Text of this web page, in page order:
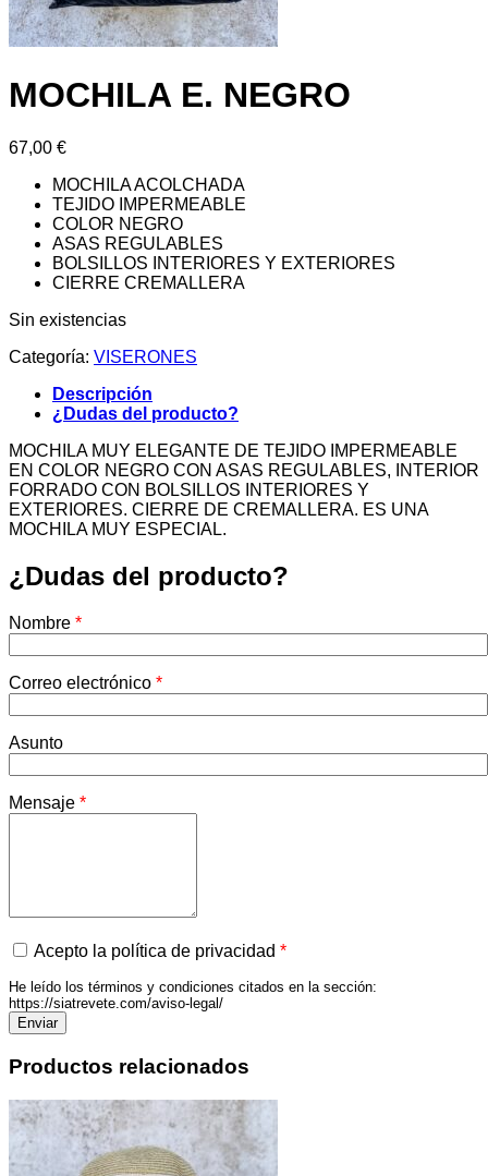
MOCHILA E. NEGRO
67,00 €
MOCHILA ACOLCHADA
TEJIDO IMPERMEABLE
COLOR NEGRO
ASAS REGULABLES
BOLSILLOS INTERIORES Y EXTERIORES
CIERRE CREMALLERA
Sin existencias
Categoría: VISERONES
Descripción
¿Dudas del producto?
MOCHILA MUY ELEGANTE DE TEJIDO IMPERMEABLE
EN COLOR NEGRO CON ASAS REGULABLES, INTERIOR
FORRADO CON BOLSILLOS INTERIORES Y
EXTERIORES. CIERRE DE CREMALLERA. ES UNA
MOCHILA MUY ESPECIAL.
¿Dudas del producto?
Nombre *
Correo electrónico *
Asunto
Mensaje *
Acepto la política de privacidad *
He leído los términos y condiciones citados en la sección:
https://siatrevete.com/aviso-legal/
Productos relacionados